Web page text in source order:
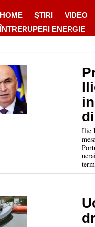
HOME ŞTIRI VIDEO
ÎNTRERUPERI ENERGIE
Ilie